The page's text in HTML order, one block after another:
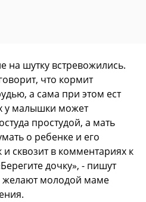
шутку встревожились.
что кормит
а сама при этом ест
у малышки может
простудой, а мать
о ребенке и его
сквозит в комментариях к
дочку», - пишут
молодой маме